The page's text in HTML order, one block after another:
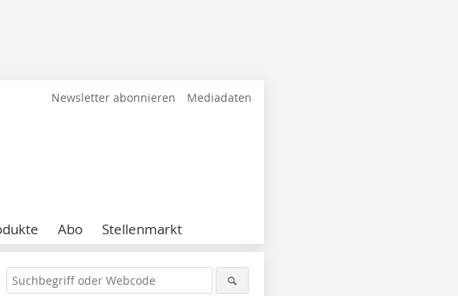
Newsletter abonnieren Mediadaten
Abo Stellenmarkt